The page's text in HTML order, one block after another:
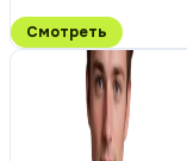
Смотреть